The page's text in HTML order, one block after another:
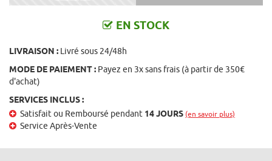
EN STOCK
LIVRAISON : Livré sous 24/48h
MODE DE PAIEMENT : Payez en 3x sans frais (à partir de 350€
d'achat)
SERVICES INCLUS :
Satisfait ou Remboursé pendant 14 JOURS (en savoir plus)
Service Après-Vente